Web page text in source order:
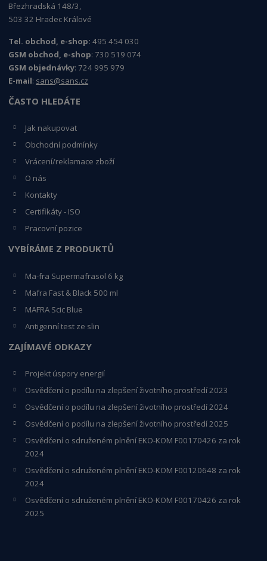
Březhradská 148/3,
503 32 Hradec Králové
Tel. obchod, e-shop: 495 454 030
GSM obchod, e-shop: 730 519 074
GSM objednávky: 724 995 979
E-mail: sans@sans.cz
ČASTO HLEDÁTE
Jak nakupovat
Obchodní podmínky
Vrácení/reklamace zboží
O nás
Kontakty
Certifikáty - ISO
Pracovní pozice
VYBÍRÁME Z PRODUKTŮ
Ma-fra Supermafrasol 6 kg
Mafra Fast & Black 500 ml
MAFRA Scic Blue
Antigenní test ze slin
ZAJÍMAVÉ ODKAZY
Projekt úspory energií
Osvědčení o podílu na zlepšení životního prostředí 2023
Osvědčení o podílu na zlepšení životního prostředí 2024
Osvědčení o podílu na zlepšení životního prostředí 2025
Osvědčení o sdruženém plnění EKO-KOM F00170426 za rok
2024
Osvědčení o sdruženém plnění EKO-KOM F00120648 za rok
2024
Osvědčení o sdruženém plnění EKO-KOM F00170426 za rok
2025